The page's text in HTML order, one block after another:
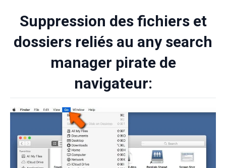
Suppression des fichiers et
dossiers reliés au any search
manager pirate de
navigateur: